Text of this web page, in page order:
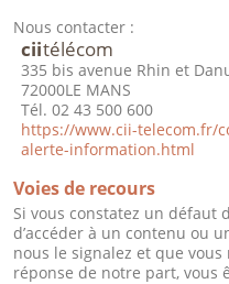
Nous contacter :
ciitélécom
335 bis avenue Rhin et
72000LE MANS
Tél. 02 43 500 600
https://www.cii-telecom.fr/
alerte-information.html
Voies de recours
Si vous constatez un défaut
d’accéder à un contenu ou
nous le signalez et que
réponse de notre part, vous